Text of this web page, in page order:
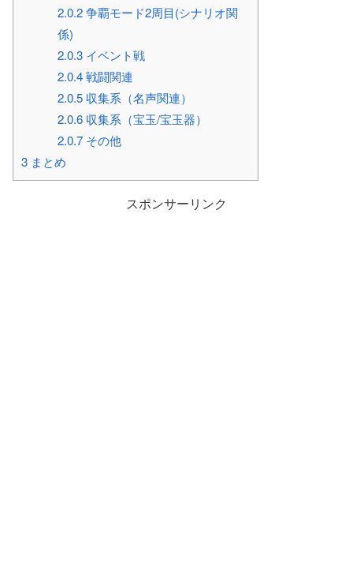
2.0.2争覇モード2周目(シナリオ関
係)
2.0.3イベント戦
2.0.4戦闘関連
2.0.5収集系（名声関連）
2.0.6収集系（宝玉/宝玉器）
2.0.7その他
3 まとめ
スポンサーリンク